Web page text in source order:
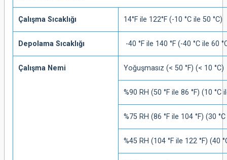
Çalışma Sıcaklığı 14°F ile 122°F (-10 °C ile 50 °C)
Depolama Sıcaklığı -40 °F ile 140 °F (-40 °C ile 60
Çalışma Nemi Yoğuşmasız (< 50 °F) (< 10 °C)
%90 RH (50 °F ile 86 °F) (10 °C
%75 RH (86 °F ile 104 °F) (30
%45 RH (104 °F ile 122 °F) (40